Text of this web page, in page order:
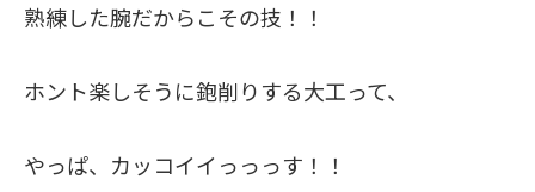
熟練した腕だからこその技！！
ホント楽しそうに鉋削りする大工って、
やっぱ、カッコイイっっっす！！